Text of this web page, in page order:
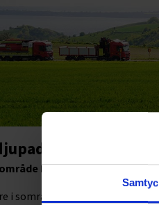
information
Miljöservice
i somras påbörjade Peter